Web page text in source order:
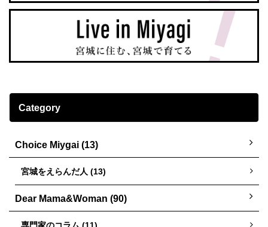
Category
Choice Miygai (13)
宮城をえらんだ人 (13)
Dear Mama&Woman (90)